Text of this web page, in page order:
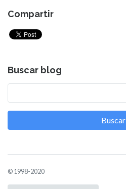
Compartir
Buscar blog
Buscar
© 1998-2020